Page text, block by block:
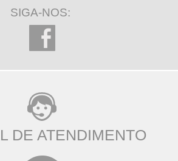
SIGA-NOS:
DE ATENDIMENTO